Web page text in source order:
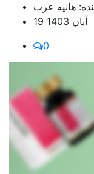
هانیه عرب
19 آبان 1403
0